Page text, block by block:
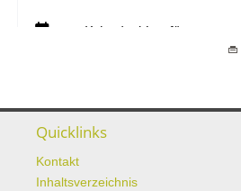
Quicklinks
Kontakt
Inhaltsverzeichnis